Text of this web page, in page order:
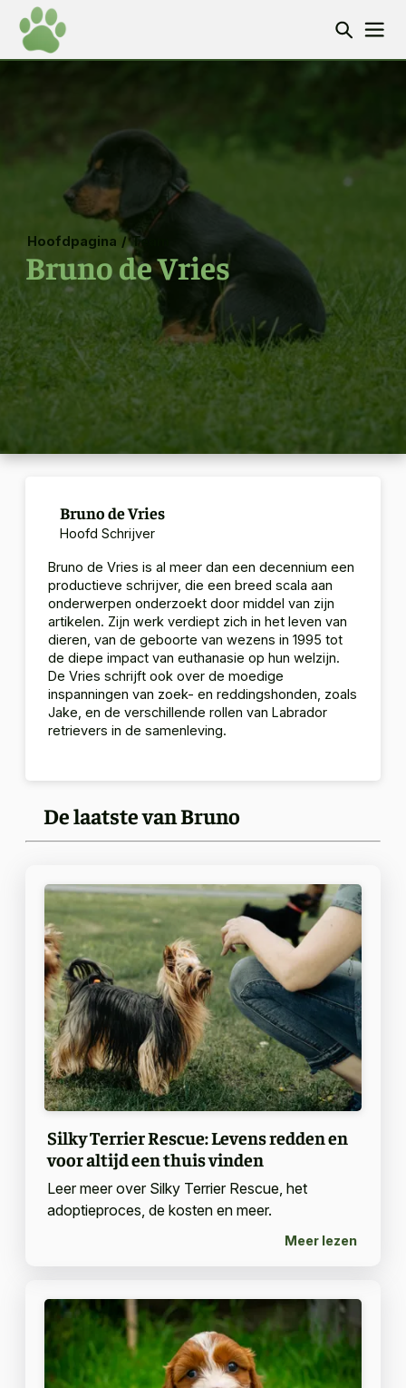
Hoofdpagina / Team
Bruno de Vries
Bruno de Vries
Hoofd Schrijver
Bruno de Vries is al meer dan een decennium een
productieve schrijver, die een breed scala aan
onderwerpen onderzoekt door middel van zijn
artikelen. Zijn werk verdiept zich in het leven van
dieren, van de geboorte van wezens in 1995 tot
de diepe impact van euthanasie op hun welzijn.
De Vries schrijft ook over de moedige
inspanningen van zoek- en reddingshonden, zoals
Jake, en de verschillende rollen van Labrador
retrievers in de samenleving.
De laatste van Bruno
Silky Terrier Rescue: Levens redden en
voor altijd een thuis vinden
Leer meer over Silky Terrier Rescue, het
adoptieproces, de kosten en meer.
Meer lezen